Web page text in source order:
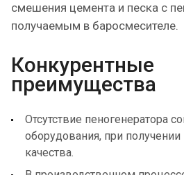
смешения цемента и песка с
получаемым в баросмесителе.
Конкурентные
преимущества
Отсутствие пеногенератора
оборудования, при
качества.